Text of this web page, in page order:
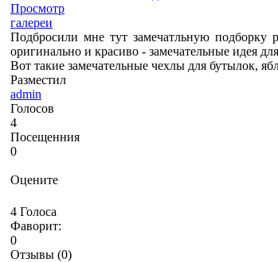
Просмотр
галереи
Подбросили мне тут замечатльную подборку
оригинально и красиво - замечательные идея
Вот такие замечательные чехлы для бутылок,
Разместил
admin
Голосов
4
Посещенния
0
Оцените
4 Голоса
Фаворит:
0
Отзывы (0)